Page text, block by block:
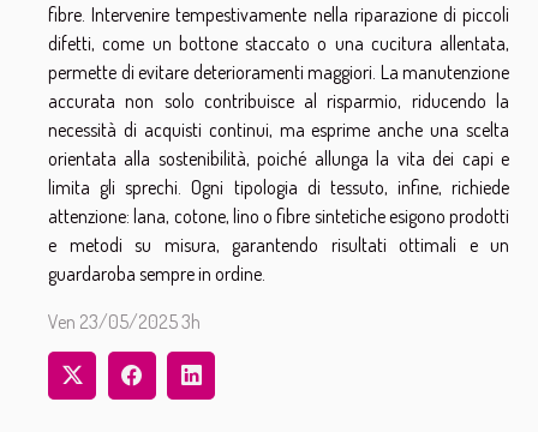
fibre. Intervenire tempestivamente nella riparazione di piccoli
difetti, come un bottone staccato o una cucitura allentata,
permette di evitare deterioramenti maggiori. La manutenzione
accurata non solo contribuisce al risparmio, riducendo la
necessità di acquisti continui, ma esprime anche una scelta
orientata alla sostenibilità, poiché allunga la vita dei capi e
limita gli sprechi. Ogni tipologia di tessuto, infine, richiede
attenzione: lana, cotone, lino o fibre sintetiche esigono prodotti
e metodi su misura, garantendo risultati ottimali e un
guardaroba sempre in ordine.
Ven 23/05/2025 3h